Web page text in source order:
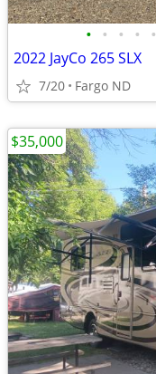
• • • • •
2022 JayCo 265 SLX
7/20 Fargo ND
$35,000